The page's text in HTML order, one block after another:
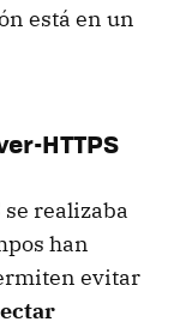
está en un
HTTPS
se realizaba
han
evitar